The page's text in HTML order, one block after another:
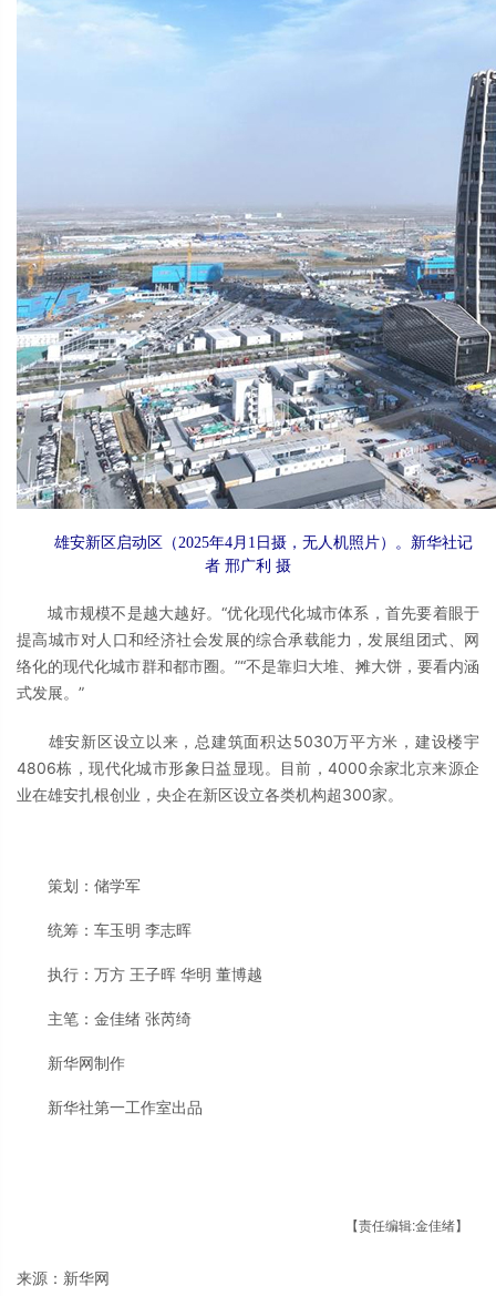
雄安新区启动区（2025年4月1日摄，无人机照片）。新华社记
者 邢广利 摄
城市规模不是越大越好。“优化现代化城市体系，首先要着眼于
提高城市对人口和经济社会发展的综合承载能力，发展组团式、网
络化的现代化城市群和都市圈。”“不是靠归大堆、摊大饼，要看内涵
式发展。”
雄安新区设立以来，总建筑面积达5030万平方米，建设楼宇
4806栋，现代化城市形象日益显现。目前，4000余家北京来源企
业在雄安扎根创业，央企在新区设立各类机构超300家。
策划：储学军
统筹：车玉明 李志晖
执行：万方 王子晖 华明 董博越
主笔：金佳绪 张芮绮
新华网制作
新华社第一工作室出品
【责任编辑:金佳绪】
来源：新华网